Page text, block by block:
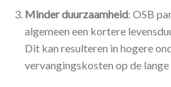
Minder duurzaamheid: OSB
algemeen een kortere
Dit kan resulteren in hogere
vervangingskosten op de